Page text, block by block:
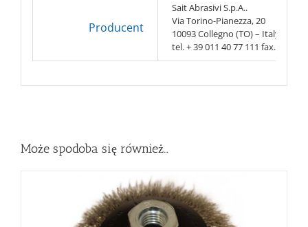
Producent
Sait Abrasivi S.p.A..
Via Torino-Pianezza, 20
10093 Collegno (TO) – Italy
tel. + 39 011 40 77 111 fax. + 39
Może spodoba się również…